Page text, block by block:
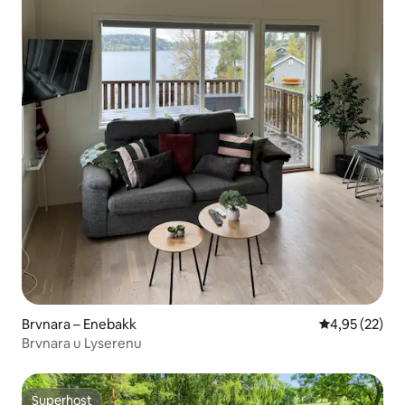
Brvnara – Enebakk Prosječna
4,95 (22)
Brvnara u Lyserenu
Superhost